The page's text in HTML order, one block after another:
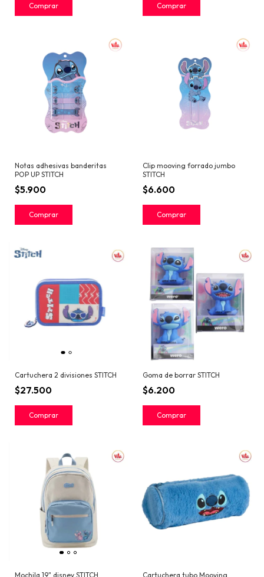
Notas adhesivas banderitas
POP UP STITCH
$5.900
Clip mooving forrado jumbo
STITCH
$6.600
Cartuchera 2 divisiones STITCH
$27.500
Goma de borrar STITCH
$6.200
Mochila 19" disney STITCH Cartuchera tubo Mooving